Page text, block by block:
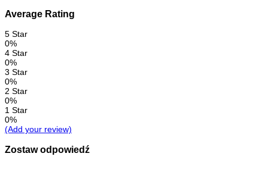
Average Rating
5 Star
0%
4 Star
0%
3 Star
0%
2 Star
0%
1 Star
0%
(Add your review)
Zostaw odpowiedź